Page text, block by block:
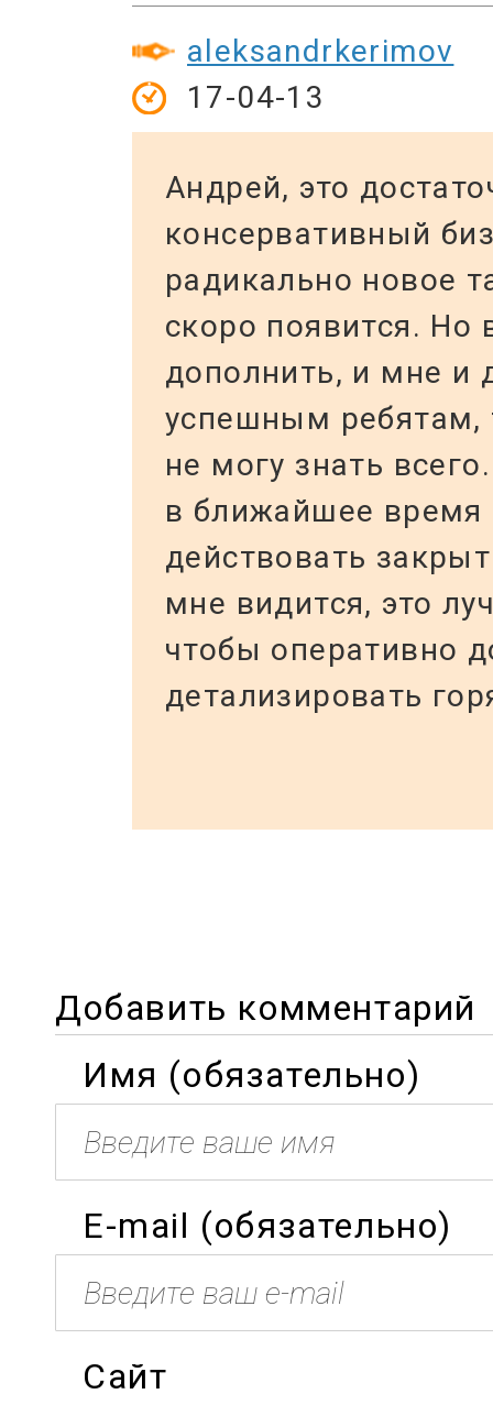
aleksandrkerimov
17-04-13
Андрей, это
консервативный
радикально новое
скоро появится. Но
дополнить, и мне и
успешным ребятам,
не могу знать
в ближайшее время
действовать
мне видится, это
чтобы оперативно
детализировать
Добавить комментарий
Имя (обязательно)
E-mail (обязательно)
Сайт